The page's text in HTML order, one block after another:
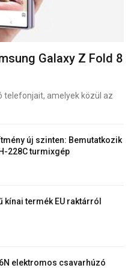
Galaxy Z Fold 8
amelyek közül az
új szinten: Bemutatkozik
228C turmixgép
kínai termék EU raktárról
elektromos csavarhúzó